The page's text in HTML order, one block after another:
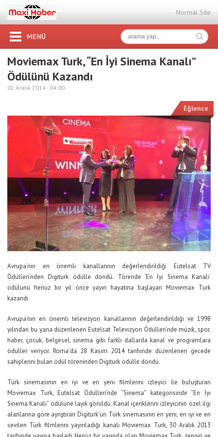
Normal Site
MENÜ
Moviemax Turk, “En İyi Sinema Kanalı”
Ödülünü Kazandı
02 Aralık 2014 - 04:00
Eğlence
Avrupa’nın en önemli kanallarının değerlendirildiği Eutelsat TV
Ödülleri’nden Digiturk ödülle döndü. Törende ‘En İyi Sinema Kanalı’
ödülünü henüz bir yıl önce yayın hayatına başlayan Moviemax Turk
kazandı
Avrupa’nın en önemli televizyon kanallarının değerlendirildiği ve 1998
yılından bu yana düzenlenen Eutelsat Televizyon Ödülleri’nde müzik, spor,
haber, çocuk, belgesel, sinema gibi farklı dallarda kanal ve programlara
ödüller veriyor. Roma’da 28 Kasım 2014 tarihinde düzenlenen gecede
sahiplerini bulan ödül töreninden Digiturk ödülle döndü.
Türk sinemasının en iyi ve en yeni filmlerini izleyici ile buluşturan
Moviemax Turk, Eutelsat Ödülleri’nde “Sinema” kategorisinde “En İyi
Sinema Kanalı” ödülüne layık görüldü. Kanal içeriklerini izleyicinin özel ilgi
alanlarına göre ayrıştıran Digiturk’ün Türk sinemasının en yeni, en iyi ve en
sevilen Türk filmlerini yayınladığı kanalı Moviemax Turk, 30 Aralık 2013